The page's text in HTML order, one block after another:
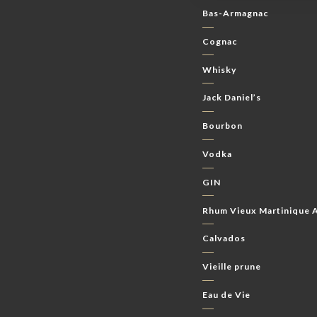
Bas-Armagnac
Cognac
Whisky
Jack Daniel’s
Bourbon
Vodka
GIN
Rhum Vieux Martinique
Calvados
Vieille prune
Eau de Vie